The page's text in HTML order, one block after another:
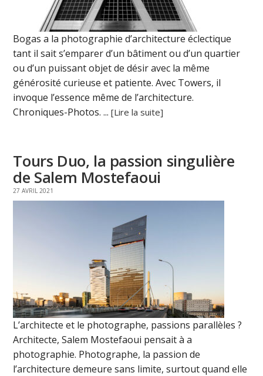
Bogas a la photographie d’architecture éclectique
tant il sait s’emparer d’un bâtiment ou d’un quartier
ou d’un puissant objet de désir avec la même
générosité curieuse et patiente. Avec Towers, il
invoque l’essence même de l’architecture.
Chroniques-Photos. ...[Lire la suite]
Tours Duo, la passion singulière
de Salem Mostefaoui
27 AVRIL 2021
L’architecte et le photographe, passions parallèles ?
Architecte, Salem Mostefaoui pensait à a
photographie. Photographe, la passion de
l’architecture demeure sans limite, surtout quand elle